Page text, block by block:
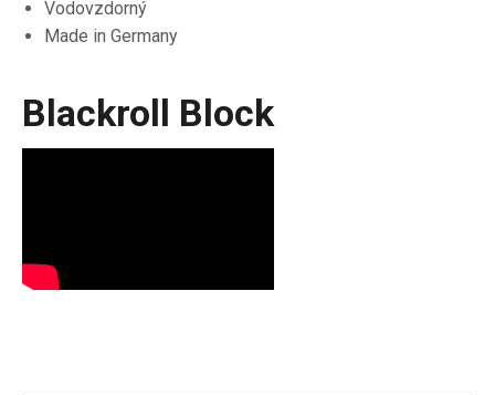
Vodovzdorný
Made in Germany
Blackroll Block